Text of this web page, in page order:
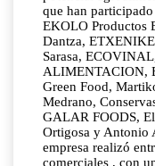
que han
EKOLO Productos
Dantza,
Sarasa,
ALIMENTACION,
Green Food,
Medrano,
GALAR FOODS,
Ortigosa y Antonio
empresa realizó
comerciales , con